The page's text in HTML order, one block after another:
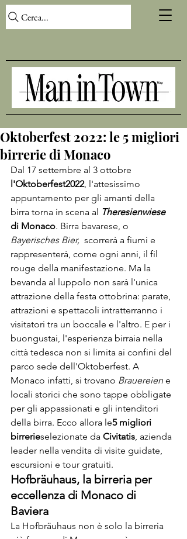
Cerca...
Oktoberfest 2022: le 5 migliori
birrerie di Monaco
Dal 17 settembre al 3 ottobre
l'Oktoberfest2022, l'attesissimo
appuntamento per gli amanti della
birra torna in scena al Theresienwiese
di Monaco. Birra bavarese, o
Bayerisches Bier,
  scorrerà a fiumi e
rappresenterà, come ogni anni, il fil
rouge della manifestazione. Ma la
bevanda al luppolo non sarà l'unica
attrazione della festa ottobrina: parate,
attrazioni e spettacoli intratterranno i
visitatori tra un boccale e l'altro. E per i
buongustai, l'esperienza birraia nella
città tedesca non si limita ai confini del
parco sede dell'Oktoberfest. A
Monaco infatti, si trovano Brauereien e
locali storici che sono tappe obbligate
per gli appassionati e gli intenditori
della birra. Ecco allora le5 migliori
birrerieselezionate da Civitatis, azienda
leader nella vendita di visite guidate,
escursioni e tour gratuiti.
Hofbräuhaus, la birreria per
eccellenza di Monaco di
Baviera
La Hofbräuhaus non è solo la birreria